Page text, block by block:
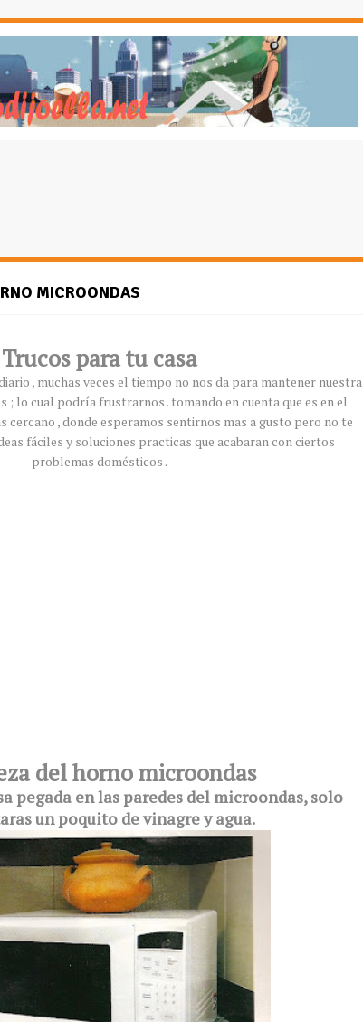
MICROONDAS
Trucos para tu casa
, muchas veces el tiempo no nos da para mantener nuestra
; lo cual podría frustrarnos . tomando en cuenta que es en el
cercano , donde esperamos sentirnos mas a gusto pero no te
fáciles y soluciones practicas que acabaran con ciertos
problemasdomésticos .
del horno microondas
pegada en las paredes del microondas, solo
un poquito de vinagre y agua.